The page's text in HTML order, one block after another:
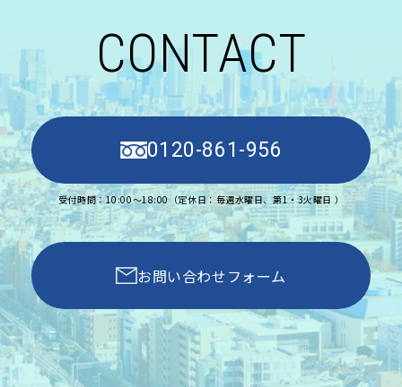
CONTACT
0120-861-956
受付時間：10:00〜18:00（定休日：毎週水曜日、第1・3火曜日 ）
お問い合わせフォーム